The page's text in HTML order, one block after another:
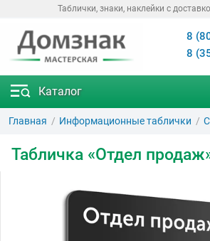
Таблички, знаки, наклейки с
8
8
Каталог
Главная Информационные таблички
Табличка «Отдел